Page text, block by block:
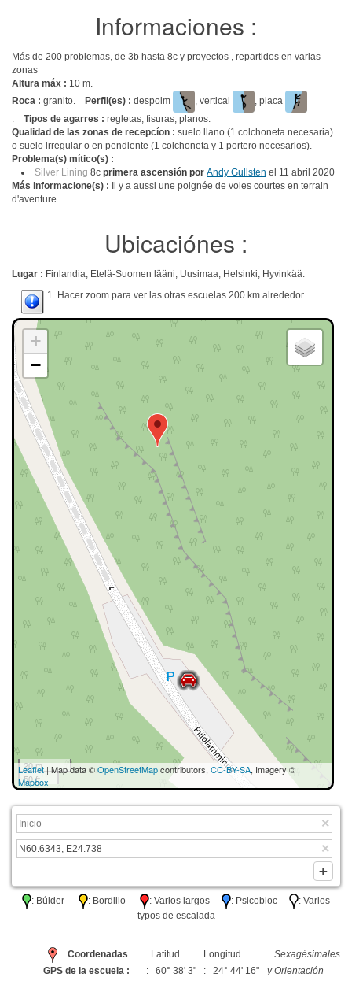
Informaciones :
Más de 200 problemas, de 3b hasta 8c y proyectos , repartidos en varias
zonas
Altura máx : 10 m.
Roca : granito. Perfil(es) : despolm , vertical
, placa
. Tipos de agarres : regletas, fisuras, planos.
Qualidad de las zonas de recepcíon : suelo llano (1 colchoneta necesaria)
o suelo irregular o en pendiente (1 colchoneta y 1 portero necesarios).
Problema(s) mítico(s) :
Silver Lining 8c primera ascensión por Andy Gullsten el 11 abril 2020
Más informacione(s) :
Il y a aussi une poignée de voies courtes en terrain
d'aventure.
Ubicaciónes :
Lugar : Finlandia, Etelä-Suomen lääni, Uusimaa, Helsinki, Hyvinkää.
1. Hacer zoom para ver las otras escuelas 200 km alrededor.
+
−
20 m
50 ft
Leaflet| Map data ©OpenStreetMapcontributors, CC-BY-SA, Imagery ©
Mapbox
: Búlder : Bordillo : Varios largos : Psicobloc
: Varios
typos de escalada
Coordenadas
GPS de la escuela :
Latitud
: 60° 38' 3"
Longitud
: 24° 44' 16"
Sexagésimales
y Orientación